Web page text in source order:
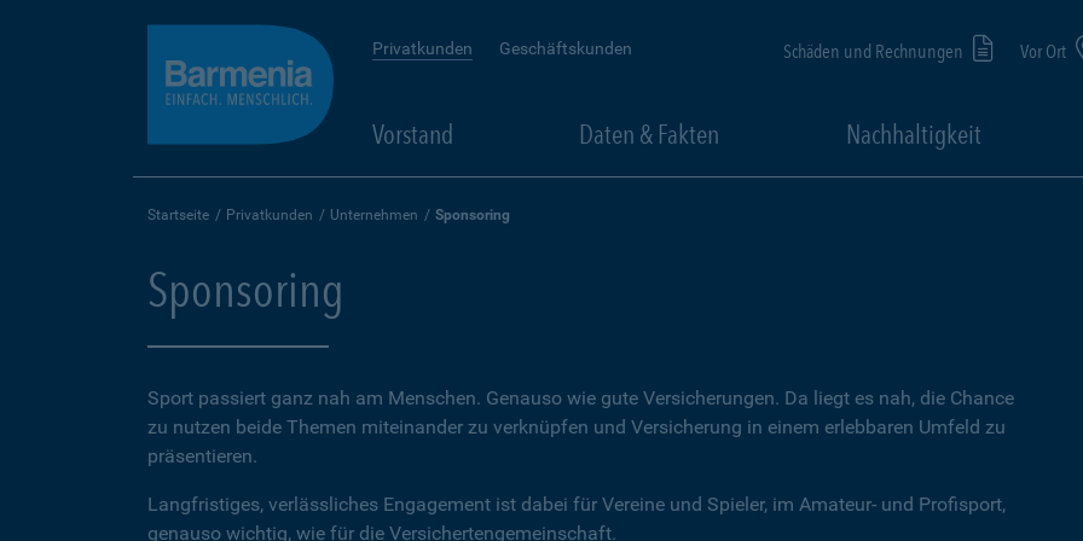
Privatkunden Geschäftskunden Schäden und Rechnungen Vor Ort
Vorstand Daten & Fakten Nachhaltigkeit
Startseite Privatkunden Unternehmen Sponsoring
Sponsoring
Sport passiert ganz nah am Menschen. Genauso wie gute Versicherungen. Da liegt es nah, die Chance
zu nutzen beide Themen miteinander zu verknüpfen und Versicherung in einem erlebbaren Umfeld zu
präsentieren.
Langfristiges, verlässliches Engagement ist dabei für Vereine und Spieler, im Amateur- und Profisport,
genauso wichtig, wie für die Versichertengemeinschaft.